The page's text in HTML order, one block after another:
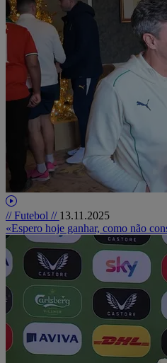
// Futebol // 13.11.2025
«Espero hoje ganhar, como não